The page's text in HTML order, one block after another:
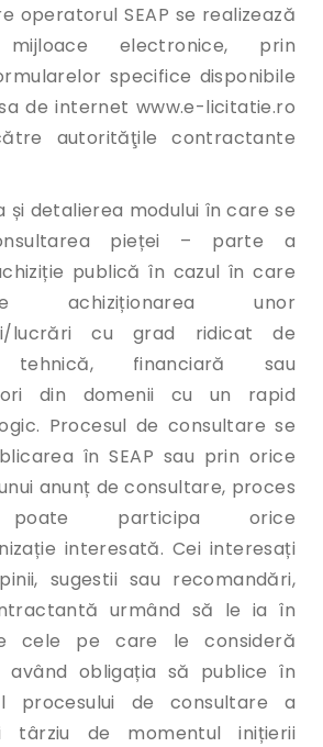
operatorul SEAP se realizează
electronice, prin
specifice disponibile
de internet www.e-licitatie.ro
autorităţile contractante
detalierea modului în care se
pieței – parte a
publică în cazul în care
achiziționarea unor
lucrări cu grad ridicat de
tehnică, financiară sau
din domenii cu un rapid
Procesul de consultare se
în SEAP sau prin orice
anunț de consultare, proces
participa orice
interesată. Cei interesați
sugestii sau recomandări,
urmând să le ia în
cele pe care le consideră
având obligația să publice în
procesului de consultare a
târziu de momentul inițierii